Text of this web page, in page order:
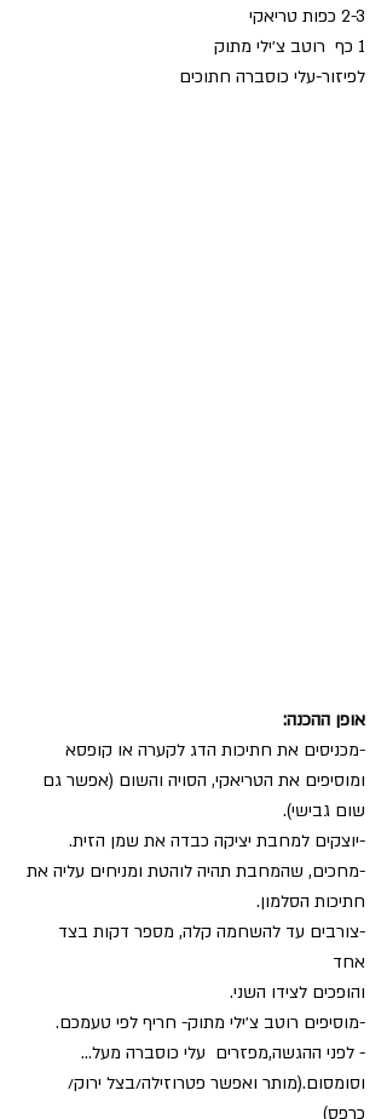
2-3 כפות טריאקי
1 כף  רוטב צ׳ילי מתוק
לפיזור-עלי כוסברה חתוכים
אופן ההכנה:
-מכניסים את חתיכות הדג לקערה או קופסא
ומוסיפים את הטריאקי, הסויה והשום (אפשר גם
שום גבישי).
-יוצקים למחבת יציקה כבדה את שמן הזית.
-מחכים, שהמחבת תהיה לוהטת ומניחים עליה את
חתיכות הסלמון.
-צורבים עד להשחמה קלה, מספר דקות בצד
אחד
והופכים לצידו השני.
-מוסיפים רוטב צ׳ילי מתוק- חריף לפי טעמכם.
- לפני ההגשה,מפזרים  עלי כוסברה מעל…
וסומסום.(מותר ואפשר פטרוזילה/בצל ירוק/
כרפס)